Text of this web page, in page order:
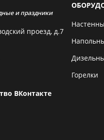
и праздники
проезд, д.7
ВКонтакте
Горелки